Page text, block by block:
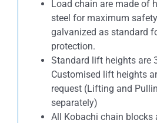
Load chain are made of
steel for maximum
galvanized as standard
protection.
Standard lift heights are
Customised lift heights
request (Lifting and
separately)
All Kobachi chain blocks